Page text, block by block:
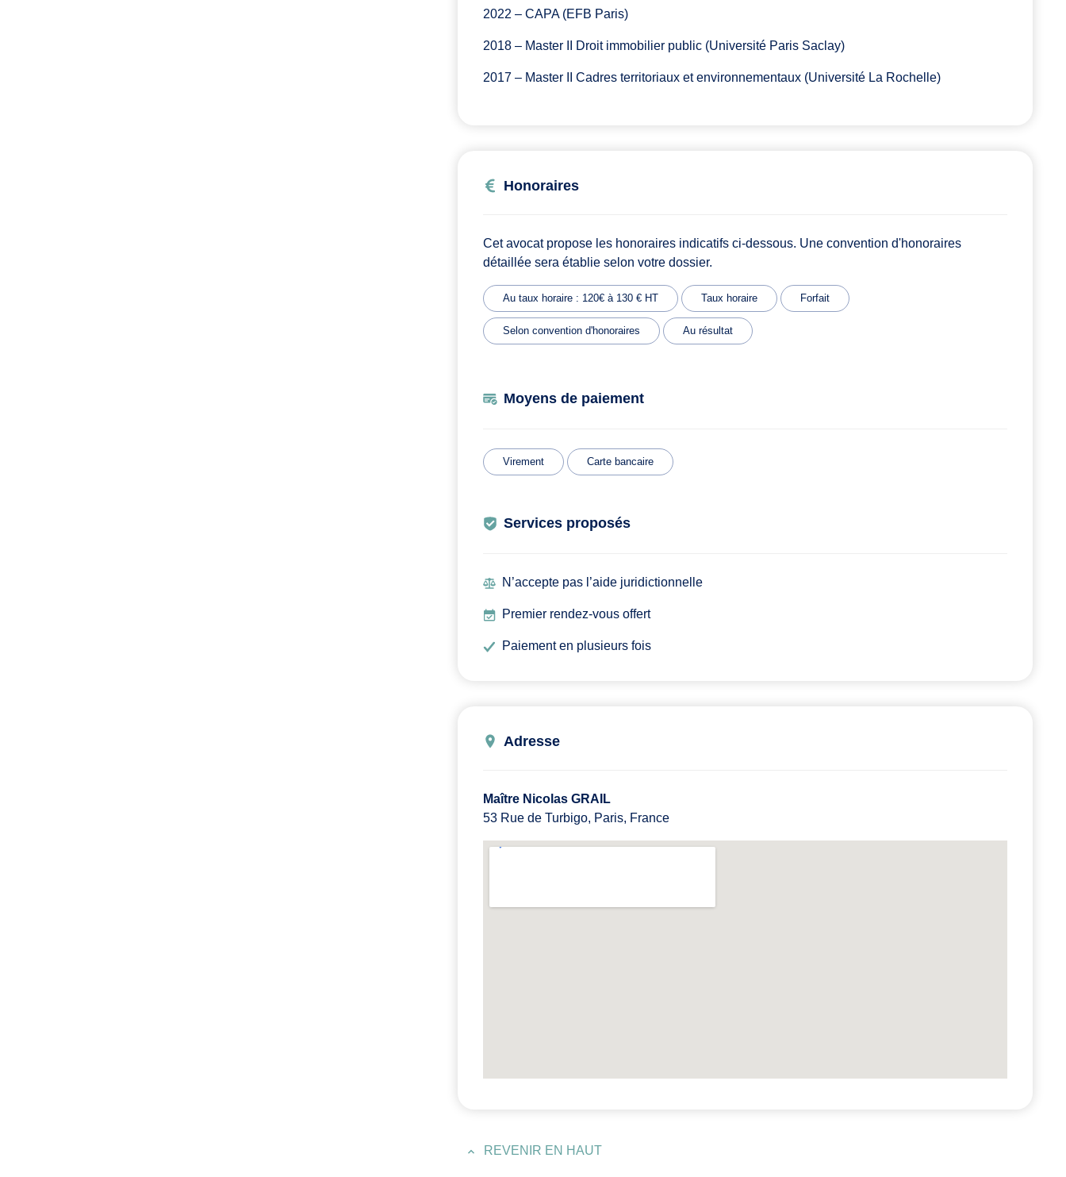
2022 – CAPA (EFB Paris)
2018 – Master II Droit immobilier public (Université Paris Saclay)
2017 – Master II Cadres territoriaux et environnementaux (Université La Rochelle)
Honoraires
Cet avocat propose les honoraires indicatifs ci-dessous. Une convention d'honoraires
détaillée sera établie selon votre dossier.
Au taux horaire : 120€ à 130 € HT Taux horaire Forfait
Selon convention d'honoraires Au résultat
Moyens de paiement
Virement Carte bancaire
Services proposés
N’accepte pas l’aide juridictionnelle
Premier rendez-vous offert
Paiement en plusieurs fois
Adresse
Maître Nicolas GRAIL
53 Rue de Turbigo, Paris, France
REVENIR EN HAUT